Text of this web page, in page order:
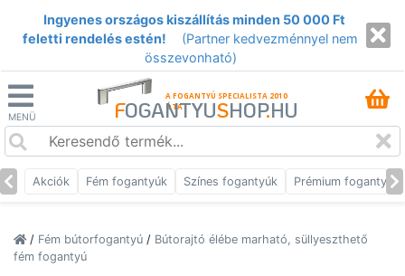
Ingyenes országos kiszállítás minden 50 000 Ft
feletti rendelés estén!
(Partner kedvezménnyel nem
összevonható)
MENÜ
A FOGANTYÚ SPECIALISTA 2010
ÓTA
FOGANTYUSHOP.HU
Akciók Fém fogantyúk Színes fogantyúk Prémium fogantyúk
/ Fém bútorfogantyú / Bútorajtó élébe marható, süllyeszthető
fém fogantyú